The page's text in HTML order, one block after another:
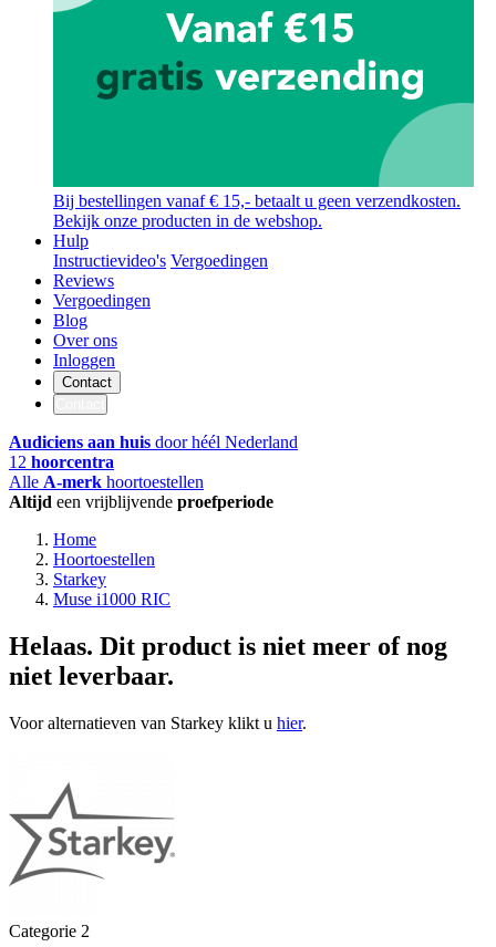
Bij bestellingen vanaf € 15,- betaalt u geen verzendkosten.
Bekijk onze producten in de webshop.
Hulp
Instructievideo's Vergoedingen
Reviews
Vergoedingen
Blog
Over ons
Inloggen
Contact
Audiciens aan huis door héél Nederland
12 hoorcentra
Alle A-merk hoortoestellen
Altijd een vrijblijvende proefperiode
Home
Hoortoestellen
Starkey
Muse i1000 RIC
Helaas. Dit product is niet meer of nog
niet leverbaar.
Voor alternatieven van Starkey klikt u hier.
Categorie 2